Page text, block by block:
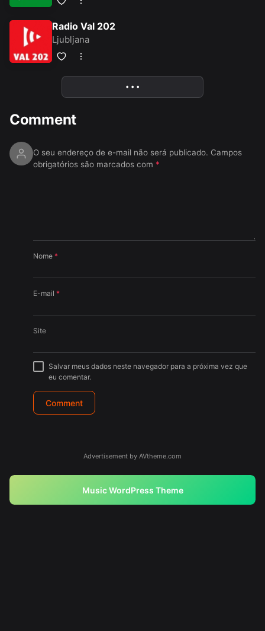
Radio Val 202
Ljubljana
• • •More
Comment
O seu endereço de e-mail não será publicado. Campos
obrigatórios são marcados com *
Nome *
E-mail *
Site
Salvar meus dados neste navegador para a próxima vez que
eu comentar.
Advertisement by AVtheme.com
Music WordPress Theme